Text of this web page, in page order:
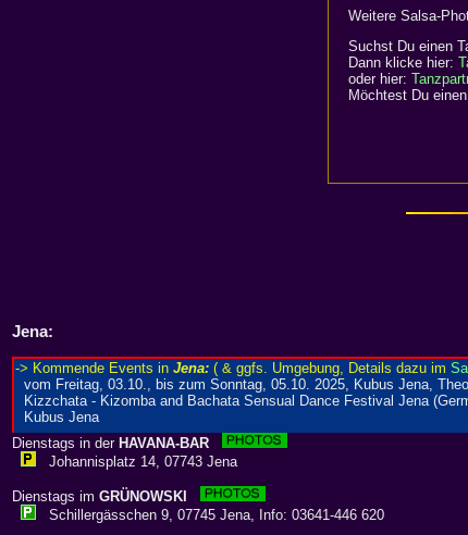
Weitere Salsa-
Suchst Du einen
Dann klicke hier:
oder hier:
Möchtest Du
Jena:
Dienstags in der HAVANA-BAR
Johannisplatz 14, 07743 Jena
Dienstags im GRÜNOWSKI
Schillergässchen 9, 07745 Jena, Info: 03641-446 620